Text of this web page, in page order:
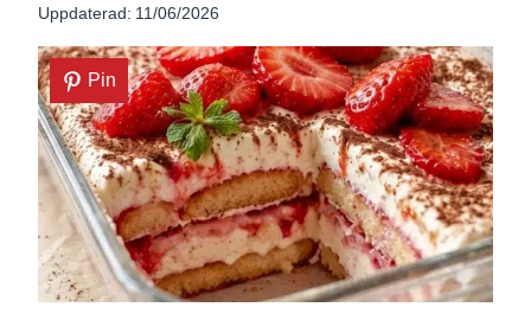
Uppdaterad: 11/06/2026
Pin